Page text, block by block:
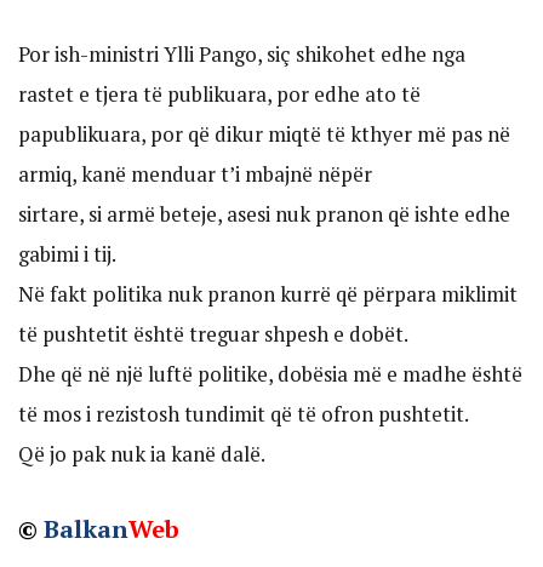
Por ish-ministri Ylli Pango, siç shikohet edhe nga
rastet e tjera të publikuara, por edhe ato të
papublikuara, por që dikur miqtë të kthyer më pas në
armiq, kanë menduar t’i mbajnë nëpër
sirtare, si armë beteje, asesi nuk pranon që ishte edhe
gabimi i tij.
Në fakt politika nuk pranon kurrë që përpara miklimit
të pushtetit është treguar shpesh e dobët.
Dhe që në një luftë politike, dobësia më e madhe është
të mos i rezistosh tundimit që të ofron pushtetit.
Që jo pak nuk ia kanë dalë.
© BalkanWeb